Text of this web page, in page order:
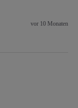
vor 10 Monaten